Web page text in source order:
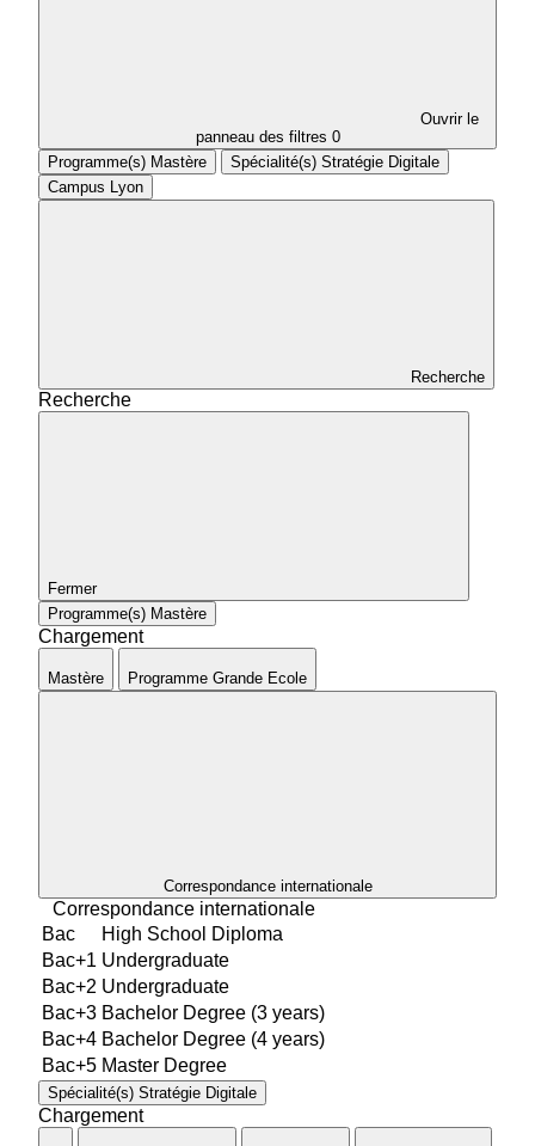
Ouvrir le
panneau des filtres 0
Programme(s) Mastère Spécialité(s) Stratégie Digitale
Campus
Lyon
Recherche
Recherche
Fermer
Programme(s) Mastère
Chargement
Mastère Programme Grande Ecole
Correspondance internationale
Correspondance internationale
Bac
High School Diploma
Bac+1 Undergraduate
Bac+2 Undergraduate
Bac+3 Bachelor Degree (3 years)
Bac+4 Bachelor Degree (4 years)
Bac+5 Master Degree
Spécialité(s) Stratégie Digitale
Chargement